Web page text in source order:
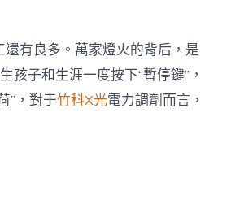
有良多。萬家燈火的背后，是
子和生涯一度按下“暫停鍵”，
”，對于竹科X光電力調劑而言，